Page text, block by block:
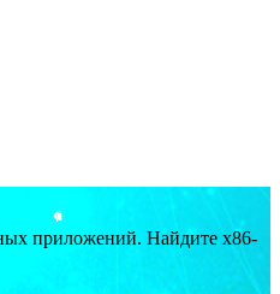
приложений. Найдите x86-